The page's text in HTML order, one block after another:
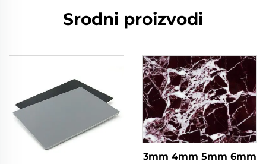
Srodni proizvodi
3mm 4mm 5mm 6mm